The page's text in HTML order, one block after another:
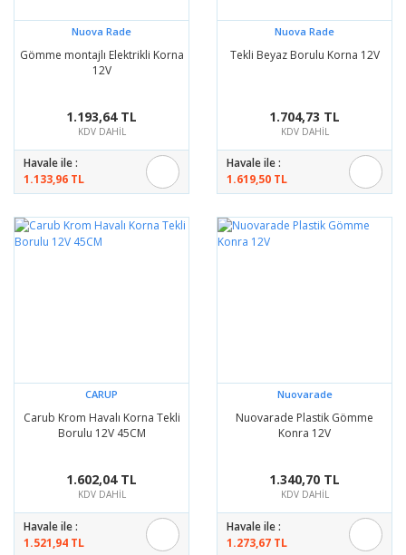
Nuova Rade
Gömme montajlı Elektrikli Korna
12V
1.193,64 TL
KDV DAHİL
Havale ile :
1.133,96 TL
Nuova Rade
Tekli Beyaz Borulu Korna 12V
1.704,73 TL
KDV DAHİL
Havale ile :
1.619,50 TL
CARUP
Carub Krom Havalı Korna Tekli
Borulu 12V 45CM
1.602,04 TL
KDV DAHİL
Havale ile :
1.521,94 TL
Nuovarade
Nuovarade Plastik Gömme
Konra 12V
1.340,70 TL
KDV DAHİL
Havale ile :
1.273,67 TL